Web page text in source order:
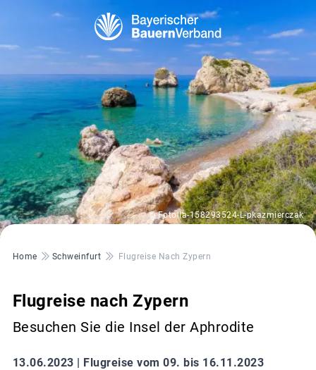
© Fotolia-158293524-L-pkazmierczak
Pfadnavigation
Home Schweinfurt Flugreise Nach Zypern
Flugreise nach Zypern
Besuchen Sie die Insel der Aphrodite
13.06.2023 | Flugreise vom 09. bis 16.11.2023